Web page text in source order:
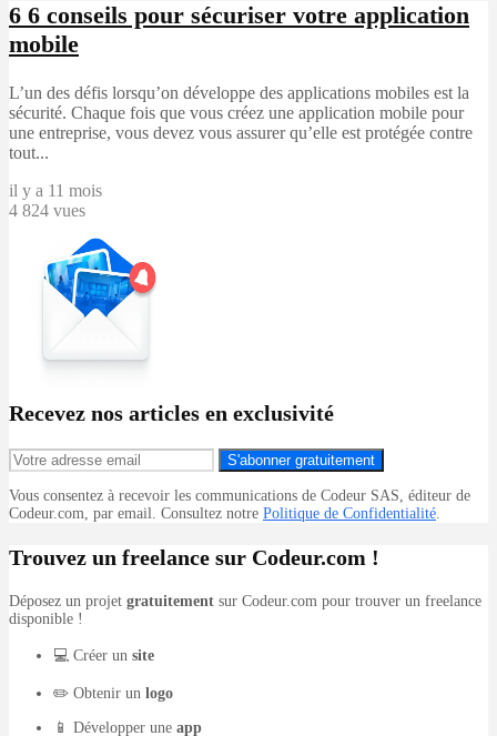
6 6 conseils pour sécuriser votre application
mobile
L’un des défis lorsqu’on développe des applications mobiles est la
sécurité. Chaque fois que vous créez une application mobile pour
une entreprise, vous devez vous assurer qu’elle est protégée contre
tout...
il y a 11 mois
4 824 vues
Recevez nos articles en exclusivité
S'abonner gratuitement
Vous consentez à recevoir les communications de Codeur SAS, éditeur de
Codeur.com, par email. Consultez notre Politique de Confidentialité.
Trouvez un freelance sur Codeur.com !
Déposez un projet gratuitement sur Codeur.com pour trouver un freelance
disponible !
💻 Créer un site
✏️ Obtenir un logo
📱 Développer une app